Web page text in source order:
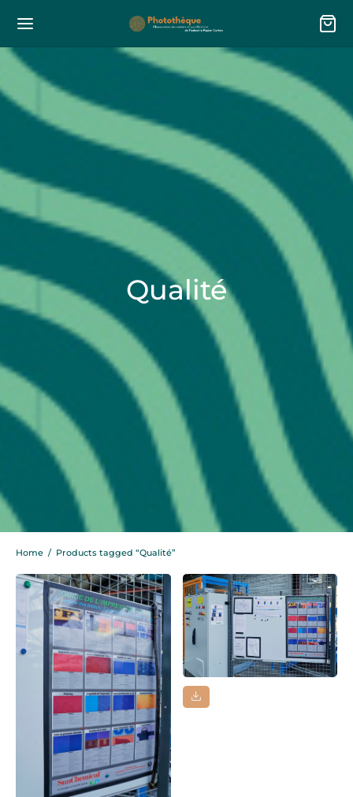
Qualité
Home / Products tagged “Qualité”